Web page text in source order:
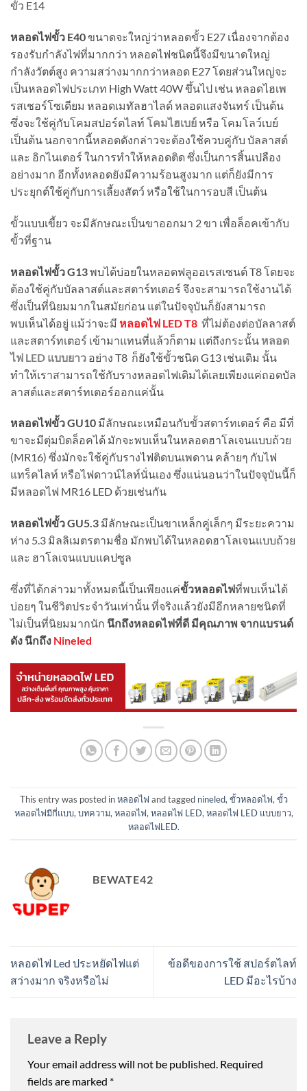
ขั้ว E14
หลอดไฟขั้ว E40ขนาดจะใหญ่ว่าหลอดขั้ว E27 เนื่องจากต้อง
รองรับกำลังไฟที่มากกว่า หลอดไฟชนิดนี้จึงมีขนาดใหญ่
กำลังวัตต์สูง ความสว่างมากกว่าหลอด E27 โดยส่วนใหญ่จะ
เป็นหลอดไฟประเภท High Watt 40W ขึ้นไป เช่น หลอดไฮเพ
รสเชอร์โซเดียม หลอดเมทัลฮาไลด์ หลอดแสงจันทร์ เป็นต้น
ซึ่งจะใช้คู่กับโคมสปอร์ตไลท์ โคมไฮเบย์หรือ โคมโลว์เบย์
เป็นต้น นอกจากนี้หลอดดังกล่าวจะต้องใช้ควบคู่กับ บัลลาสต์
และ อิกไนเตอร์ ในการทำให้หลอดติด ซึ่งเป็นการสิ้นเปลือง
อย่างมาก อีกทั้งหลอดยังมีความร้อนสูงมาก แต่ก็ยังมีการ
ประยุกต์ใช้คู่กับการเลี้ยงสัตว์ หรือใช้ในการอบสี เป็นต้น
ขั้วแบบเขี้ยว จะมีลักษณะเป็นขาออกมา 2 ขา เพื่อล็อคเข้ากับ
ขั้วที่ฐาน
หลอดไฟขั้ว G13พบได้บ่อยในหลอดฟลูออเรสเซนต์ T8 โดยจะ
ต้องใช้คู่กับบัลลาสต์และสตาร์ทเตอร์ จึงจะสามารถใช้งานได้
ซึ่งเป็นที่นิยมมากในสมัยก่อน แต่ในปัจจุบันก็ยังสามารถ
พบเห็นได้อยู่ แม้ว่าจะมี หลอดไฟ LED T8 ที่ไม่ต้องต่อบัลลาสต์
และสตาร์ทเตอร์ เข้ามาแทนที่แล้วก็ตาม แต่ถึงกระนั้น หลอด
ไฟ LED แบบยาว อย่าง T8 ก็ยังใช้ขั้วชนิด G13 เช่นเดิม นั้น
ทำให้เราสามารถใช้กับรางหลอดไฟเดิมได้เลยเพียงแค่ถอดบัล
ลาสต์และสตาร์ทเตอร์ออกแค่นั้น
หลอดไฟขั้ว GU10 มีลักษณะเหมือนกับขั้วสตาร์ทเตอร์ คือ มีที่
ขาจะมีตุ่มบิดล็อคได้ มักจะพบเห็นในหลอดฮาโลเจนแบบถ้วย
(MR16) ซึ่งมักจะใช้คู่กับรางไฟติดบนเพดาน คล้ายๆ กับไฟ
แทร็คไลท์ หรือไฟดาวน์ไลท์นั่นเอง ซึ่งแน่นอนว่าในปัจจุบันนี้ก็
มีหลอดไฟ MR16 LED ด้วยเช่นกัน
หลอดไฟขั้ว GU5.3 มีลักษณะเป็นขาเหล็กคู่เล็กๆ มีระยะความ
ห่าง 5.3 มิลลิเมตรตามชื่อ มักพบได้ในหลอดฮาโลเจนแบบถ้วย
และ ฮาโลเจนแบบแคปซูล
ซึ่งที่ได้กล่าวมาทั้งหมดนี้เป็นเพียงแค่ขั้วหลอดไฟที่พบเห็นได้
บ่อยๆ ในชีวิตประจำวันเท่านั้น ที่จริงแล้วยังมีอีกหลายชนิดที่
ไม่เป็นที่นิยมมากนัก นึกถึงหลอดไฟที่ดี มีคุณภาพ จากแบรนด์
ดัง นึกถึง Nineled
This entry was posted inหลอดไฟ and tagged nineled,ขั้วหลอดไฟ,ขั้ว
หลอดไฟมีกี่แบบ,บทความ,หลอดไฟ,หลอดไฟ LED,หลอดไฟ LED แบบยาว,
หลอดไฟLED.
BEWATE42
หลอดไฟ Led ประหยัดไฟแต่
สว่างมาก จริงหรือไม่
ข้อดีของการใช้ สปอร์ตไลท์
LED มีอะไรบ้าง
Leave a Reply
Your email address will not be published. Required
fields are marked *